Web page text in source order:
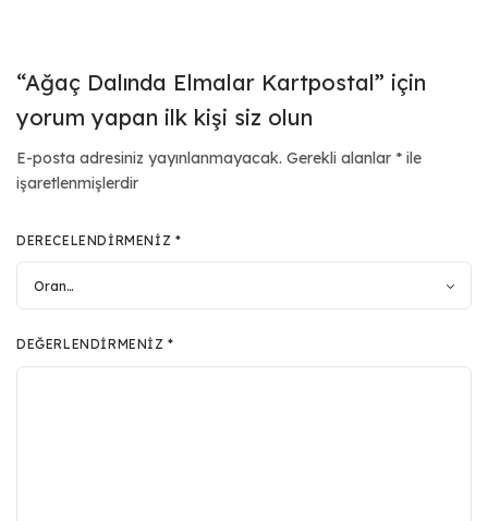
“Ağaç Dalında Elmalar Kartpostal” için
yorum yapan ilk kişi siz olun
E-posta adresiniz yayınlanmayacak. Gerekli alanlar * ile
işaretlenmişlerdir
DERECELENDIRMENIZ *
DEĞERLENDIRMENIZ*